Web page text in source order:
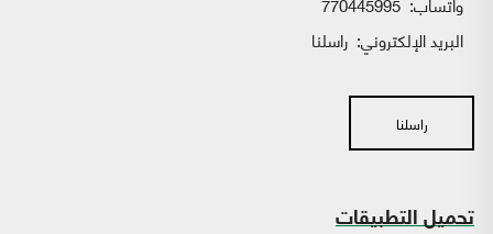
البريد الإلكتروني: راسلنا
راسلنا
تحميل التطبيقات